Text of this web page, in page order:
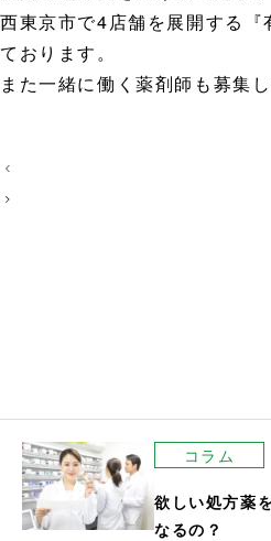
西東京市で4店舗を展開する
ております。
また一緒に働く薬剤師も募集
投
稿
ン
コラム
欲しい処方薬
なるの？